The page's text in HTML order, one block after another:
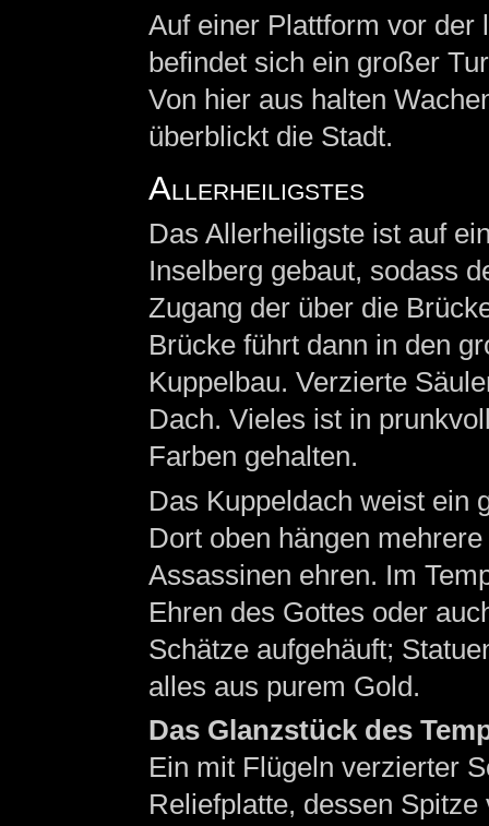
Auf einer Plattform vor der
befindet sich ein großer
Von hier aus halten
überblickt die Stadt.
Allerheiligstes
Das Allerheiligste ist auf
Inselberg gebaut, sodass
Zugang der über die
Brücke führt dann in den
Kuppelbau. Verzierte
Dach. Vieles ist in
Farben gehalten.
Das Kuppeldach weist ein
Dort oben hängen
Assassinen ehren. Im
Ehren des Gottes oder
Schätze aufgehäuft;
alles aus purem Gold.
Das Glanzstück des
Ein mit Flügeln verzierter
Reliefplatte, dessen